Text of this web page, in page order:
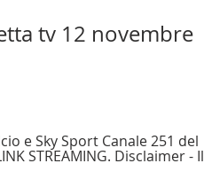
tv 12 novembre
e Sky Sport Canale 251 del
STREAMING. Disclaimer - Il